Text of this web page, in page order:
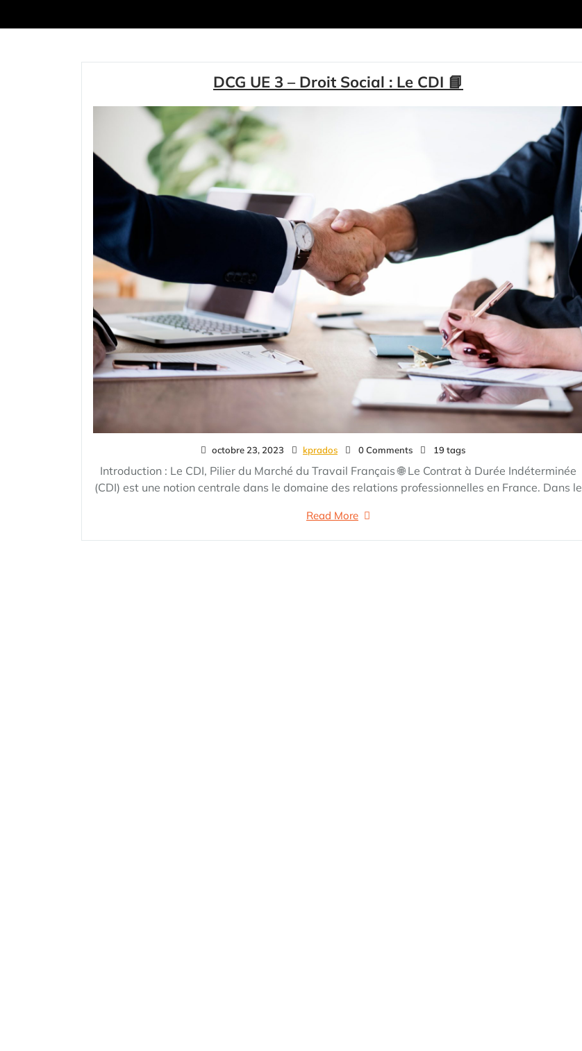
DCG UE 3 – Droit Social : Le CDI 📘
octobre 23, 2023 kprados 0 Comments 19 tags
Introduction : Le CDI, Pilier du Marché du Travail Français 🌐 Le Contrat à Durée Indéterminée
(CDI) est une notion centrale dans le domaine des relations professionnelles en France. Dans le
Read More